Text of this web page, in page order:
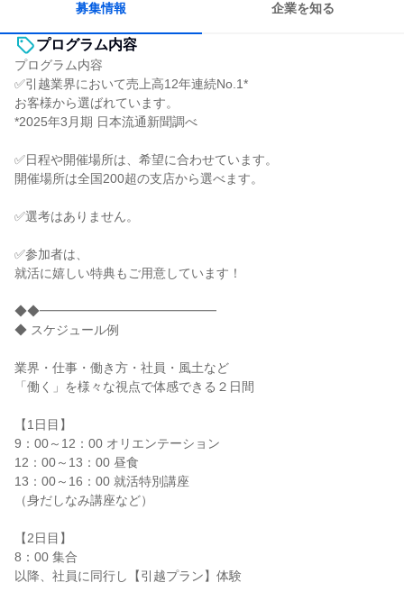
募集情報 企業を知る
プログラム内容
プログラム内容
✅引越業界において売上高12年連続No.1*
お客様から選ばれています。
*2025年3月期 日本流通新聞調べ
✅日程や開催場所は、希望に合わせています。
開催場所は全国200超の支店から選べます。
✅選考はありません。
✅参加者は、
就活に嬉しい特典もご用意しています！
◆◆━━━━━━━━━━━━━━
◆ スケジュール例
業界・仕事・働き方・社員・風土など
「働く」を様々な視点で体感できる２日間
【1日目】
9：00～12：00 オリエンテーション
12：00～13：00 昼食
13：00～16：00 就活特別講座
（身だしなみ講座など）
【2日目】
8：00 集合
以降、社員に同行し【引越プラン】体験